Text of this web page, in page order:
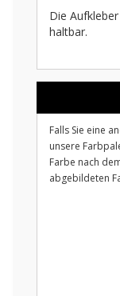
Die
haltbar.
Falls Sie eine
unsere
Farbe nach
abgebildeten